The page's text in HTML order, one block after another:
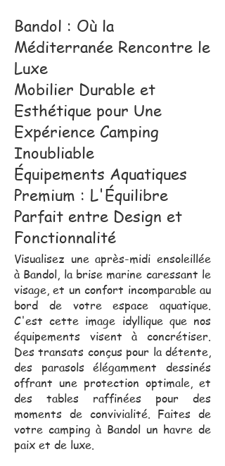
Bandol : Où la
Méditerranée Rencontre le
Luxe
Mobilier Durable et
Esthétique pour Une
Expérience Camping
Inoubliable
Équipements Aquatiques
Premium : L'Équilibre
Parfait entre Design et
Fonctionnalité
Visualisez une après-midi ensoleillée
à Bandol, la brise marine caressant le
visage, et un confort incomparable au
bord de votre espace aquatique.
C'est cette image idyllique que nos
équipements visent à concrétiser.
Des transats conçus pour la détente,
des parasols élégamment dessinés
offrant une protection optimale, et
des tables raffinées pour des
moments de convivialité. Faites de
votre camping à Bandol un havre de
paix et de luxe.